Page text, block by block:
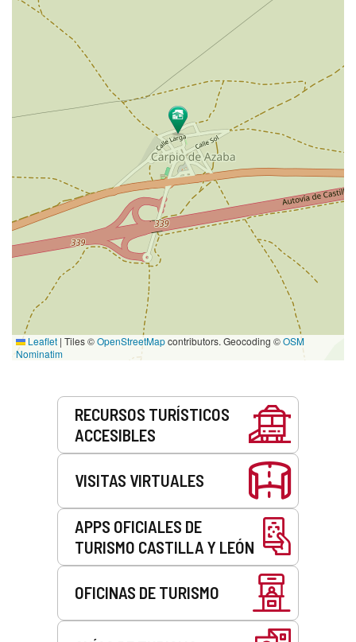
Leaflet | Tiles ©OpenStreetMapcontributors. Geocoding ©OSM
Nominatim
RECURSOS TURÍSTICOS
ACCESIBLES
VISITAS VIRTUALES
APPS OFICIALES DE
TURISMO CASTILLA Y LEÓN
OFICINAS DE TURISMO